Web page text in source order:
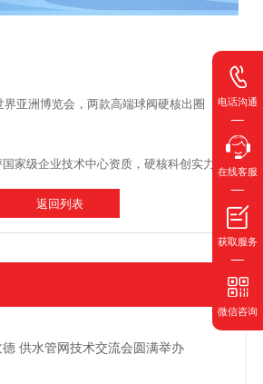
亚洲博览会，两款高端球阀硬核出圈
返回列表
喜报！玫德集团再度获评国家级企业技术中心资质，硬核科创实力再获权威认可！
供水管网技术交流会圆满举办
电话沟通
在线客服
获取服务
微信咨询